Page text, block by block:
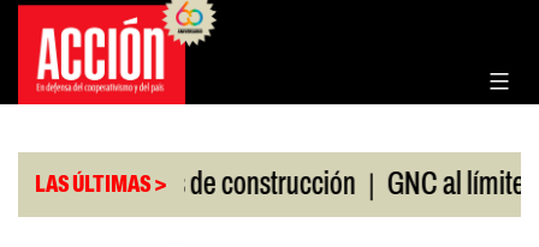
Saltar
contenido
LAS ÚLTIMAS >de construcción | GNC al límite